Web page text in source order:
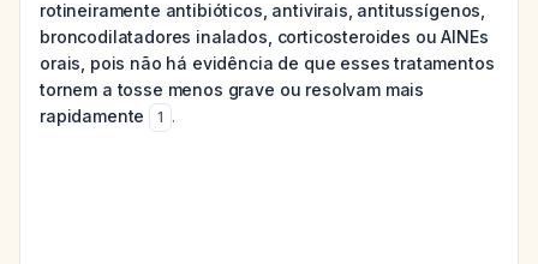
rotineiramente antibióticos, antivirais, antitussígenos,
broncodilatadores inalados, corticosteroides ou AINEs
orais, pois não há evidência de que esses tratamentos
tornem a tosse menos grave ou resolvam mais
rapidamente
1 .